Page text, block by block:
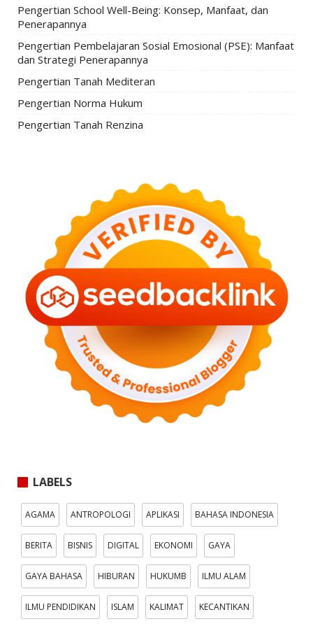
Pengertian School Well-Being: Konsep, Manfaat, dan
Penerapannya
Pengertian Pembelajaran Sosial Emosional (PSE): Manfaat
dan Strategi Penerapannya
Pengertian Tanah Mediteran
Pengertian Norma Hukum
Pengertian Tanah Renzina
LABELS
AGAMA ANTROPOLOGI APLIKASI BAHASA INDONESIA
BERITA BISNIS DIGITAL EKONOMI GAYA
GAYA BAHASA HIBURAN HUKUMB ILMU ALAM
ILMU PENDIDIKAN ISLAM KALIMAT KECANTIKAN